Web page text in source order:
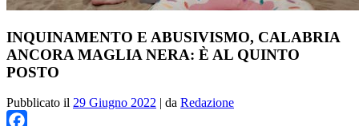
INQUINAMENTO E ABUSIVISMO, CALABRIA
ANCORA MAGLIA NERA: È AL QUINTO
POSTO
Pubblicato il 29 Giugno 2022 | da Redazione